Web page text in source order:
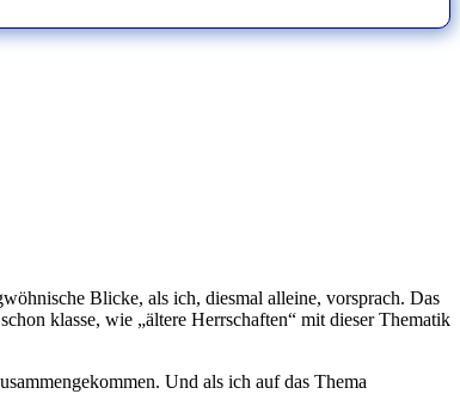
Blicke, als ich, diesmal alleine, vorsprach. Das
klasse, wie „ältere Herrschaften“ mit dieser Thematik
Und als ich auf das Thema